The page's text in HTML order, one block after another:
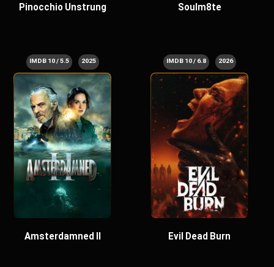
Soulm8te
Pinocchio Unstrung
2026
6.8 / 10 IMDB
Evil Dead Burn
2025
5.5 / 10 IMDB
Amsterdamned II